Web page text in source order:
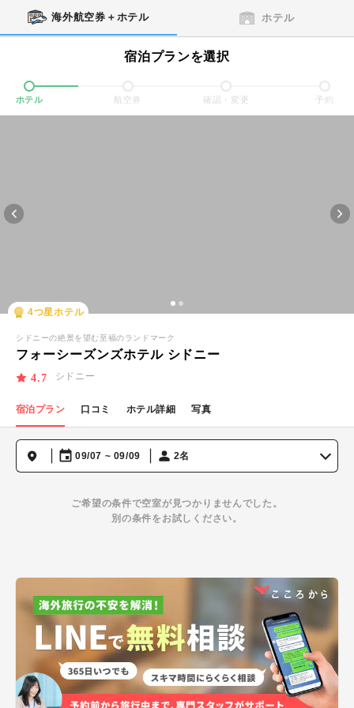
海外航空券＋ホテル ホテル
宿泊プランを選択
ホテル 航空券 確認・変更 予約
4つ星ホテル
シドニーの絶景を望む至福のランドマーク
フォーシーズンズホテル シドニー
4.7 シドニー
宿泊プラン 口コミ ホテル詳細 写真
09/07 ~ 09/09 2名
ご希望の条件で空室が見つかりませんでした。
別の条件をお試しください。